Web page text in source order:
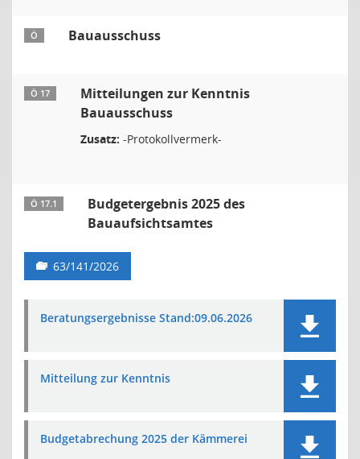
Ö Bauausschuss
Ö 17
Mitteilungen zur Kenntnis
Bauausschuss
Zusatz: -Protokollvermerk-
Ö 17.1
Budgetergebnis 2025 des
Bauaufsichtsamtes
63/141/2026
Beratungsergebnisse Stand:09.06.2026
Mitteilung zur Kenntnis
Budgetabrechung 2025 der Kämmerei